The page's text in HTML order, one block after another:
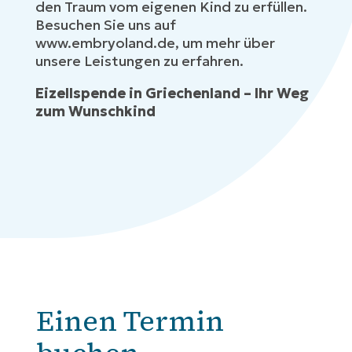
den Traum vom eigenen Kind zu erfüllen.
Besuchen Sie uns auf
www.embryoland.de, um mehr über
unsere Leistungen zu erfahren.
Eizellspende in Griechenland – Ihr Weg
zum Wunschkind
Einen Termin